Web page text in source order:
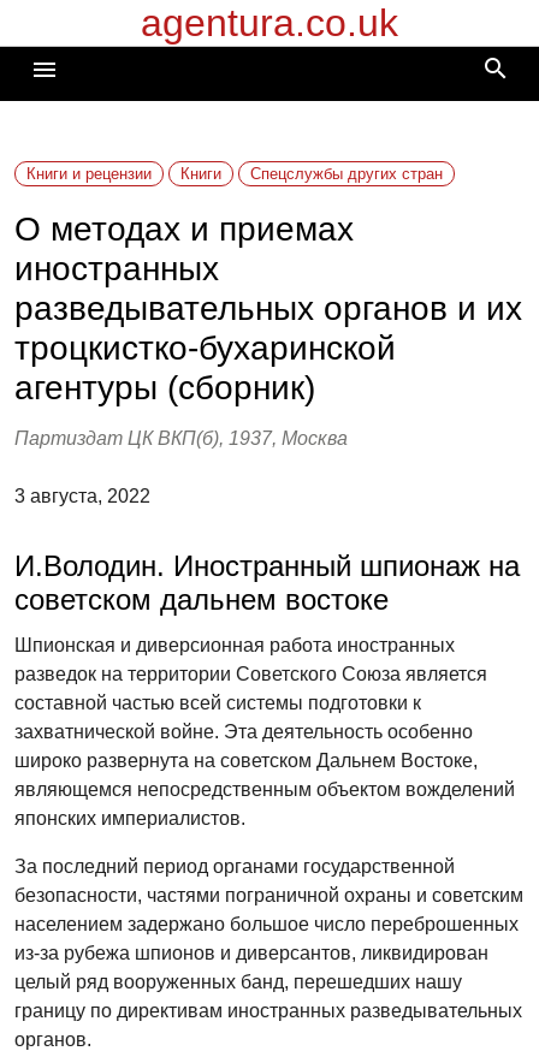
к
содержимому
agentura.co.uk
menu search
Книги и рецензии Книги Спецслужбы других стран
О методах и приемах
иностранных
разведывательных органов и их
троцкистко-бухаринской
агентуры (сборник)
Партиздат ЦК ВКП(б), 1937, Москва
3 августа, 2022
И.Володин. Иностранный шпионаж на
советском дальнем востоке
Шпионская и диверсионная работа иностранных
разведок на территории Советского Союза является
составной частью всей системы подготовки к
захватнической войне. Эта деятельность особенно
широко развернута на советском Дальнем Востоке,
являющемся непосредственным объектом вожделений
японских империалистов.
За последний период органами государственной
безопасности, частями пограничной охраны и советским
населением задержано большое число переброшенных
из-за рубежа шпионов и диверсантов, ликвидирован
целый ряд вооруженных банд, перешедших нашу
границу по директивам иностранных разведывательных
органов.